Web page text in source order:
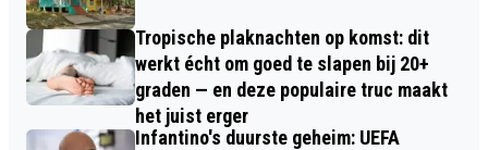
Tropische plaknachten op komst: dit
werkt écht om goed te slapen bij 20+
graden — en deze populaire truc maakt
het juist erger
Infantino's duurste geheim: UEFA